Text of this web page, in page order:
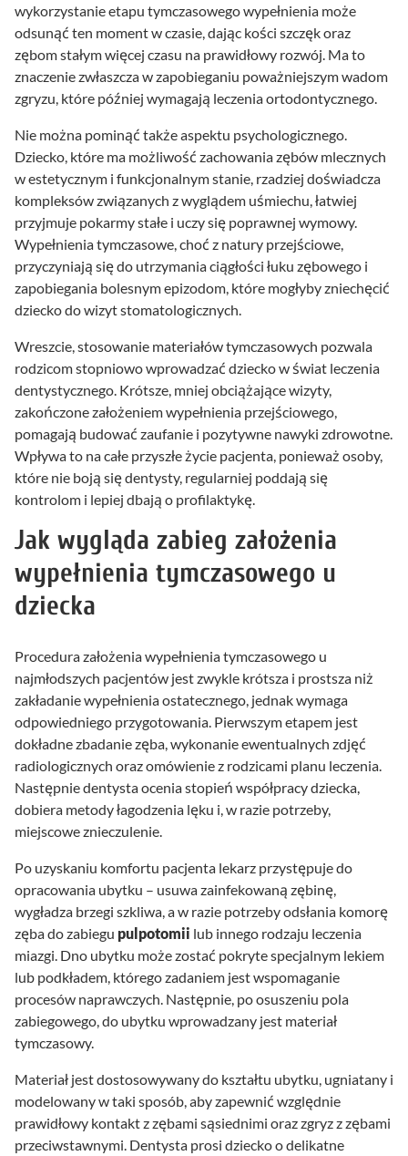
wykorzystanie etapu tymczasowego wypełnienia może
odsunąć ten moment w czasie, dając kości szczęk oraz
zębom stałym więcej czasu na prawidłowy rozwój. Ma to
znaczenie zwłaszcza w zapobieganiu poważniejszym wadom
zgryzu, które później wymagają leczenia ortodontycznego.
Nie można pominąć także aspektu psychologicznego.
Dziecko, które ma możliwość zachowania zębów mlecznych
w estetycznym i funkcjonalnym stanie, rzadziej doświadcza
kompleksów związanych z wyglądem uśmiechu, łatwiej
przyjmuje pokarmy stałe i uczy się poprawnej wymowy.
Wypełnienia tymczasowe, choć z natury przejściowe,
przyczyniają się do utrzymania ciągłości łuku zębowego i
zapobiegania bolesnym epizodom, które mogłyby zniechęcić
dziecko do wizyt stomatologicznych.
Wreszcie, stosowanie materiałów tymczasowych pozwala
rodzicom stopniowo wprowadzać dziecko w świat leczenia
dentystycznego. Krótsze, mniej obciążające wizyty,
zakończone założeniem wypełnienia przejściowego,
pomagają budować zaufanie i pozytywne nawyki zdrowotne.
Wpływa to na całe przyszłe życie pacjenta, ponieważ osoby,
które nie boją się dentysty, regularniej poddają się
kontrolom i lepiej dbają o profilaktykę.
Jak wygląda zabieg założenia
wypełnienia tymczasowego u
dziecka
Procedura założenia wypełnienia tymczasowego u
najmłodszych pacjentów jest zwykle krótsza i prostsza niż
zakładanie wypełnienia ostatecznego, jednak wymaga
odpowiedniego przygotowania. Pierwszym etapem jest
dokładne zbadanie zęba, wykonanie ewentualnych zdjęć
radiologicznych oraz omówienie z rodzicami planu leczenia.
Następnie dentysta ocenia stopień współpracy dziecka,
dobiera metody łagodzenia lęku i, w razie potrzeby,
miejscowe znieczulenie.
Po uzyskaniu komfortu pacjenta lekarz przystępuje do
opracowania ubytku – usuwa zainfekowaną zębinę,
wygładza brzegi szkliwa, a w razie potrzeby odsłania komorę
zęba do zabiegu pulpotomii lub innego rodzaju leczenia
miazgi. Dno ubytku może zostać pokryte specjalnym lekiem
lub podkładem, którego zadaniem jest wspomaganie
procesów naprawczych. Następnie, po osuszeniu pola
zabiegowego, do ubytku wprowadzany jest materiał
tymczasowy.
Materiał jest dostosowywany do kształtu ubytku, ugniatany i
modelowany w taki sposób, aby zapewnić względnie
prawidłowy kontakt z zębami sąsiednimi oraz zgryz z zębami
przeciwstawnymi. Dentysta prosi dziecko o delikatne